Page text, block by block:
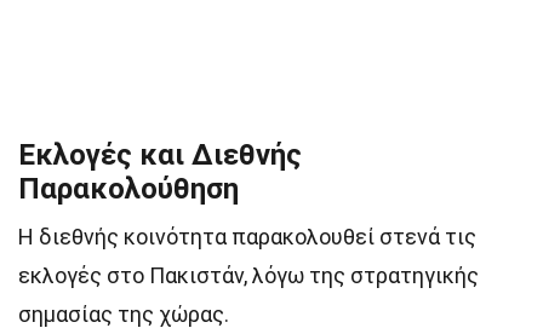
Εκλογές και Διεθνής
Παρακολούθηση
Η διεθνής κοινότητα παρακολουθεί στενά τις
εκλογές στο Πακιστάν, λόγω της στρατηγικής
σημασίας της χώρας.